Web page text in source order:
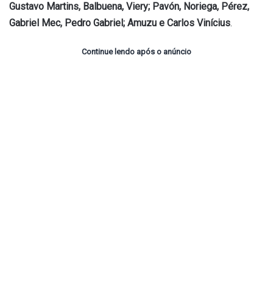
Gustavo Martins, Balbuena, Viery; Pavón, Noriega, Pérez,
Gabriel Mec, Pedro Gabriel; Amuzu e Carlos Vinícius.
Continue lendo após o anúncio